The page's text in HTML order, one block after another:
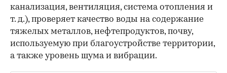
канализация, вентиляция, система отопления и
т. д.), проверяет качество воды на содержание
тяжелых металлов, нефтепродуктов, почву,
используемую при благоустройстве территории,
а также уровень шума и вибрации.